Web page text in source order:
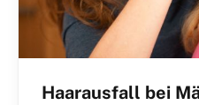
Haarausfall bei